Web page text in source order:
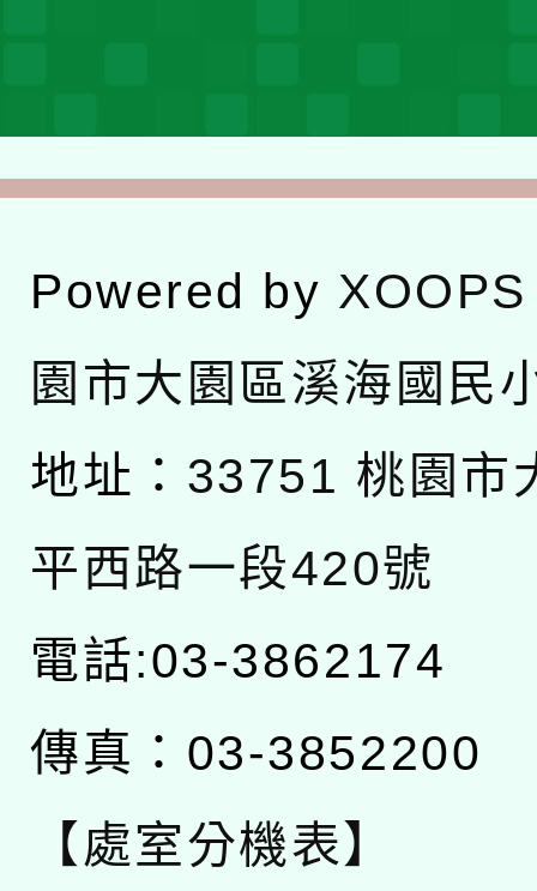
Powered by XOOPS
園市大園區溪海國民
地址： 33751 桃園市
平西路一段420號
電話:03-3862174
傳真：03-3852200
【處室分機表】